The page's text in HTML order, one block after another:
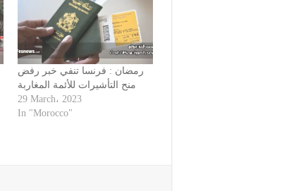
رمضان : فرنسا تنفي خبر رفض
منح التأشيرات للأئمة المغاربة
29 March، 2023
In "Morocco"